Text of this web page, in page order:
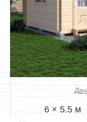
6 × 5.5 м